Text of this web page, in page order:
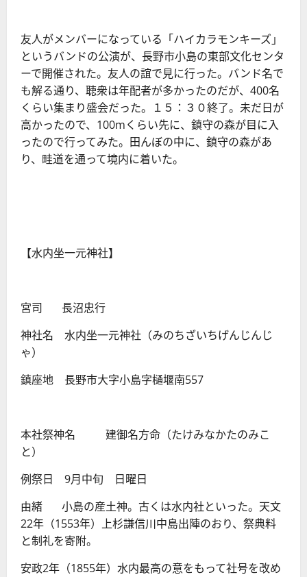
友人がメンバーになっている「ハイカラモンキーズ」
というバンドの公演が、長野市小島の東部文化センタ
ーで開催された。友人の誼で見に行った。バンド名で
も解る通り、聴衆は年配者が多かったのだが、400名
くらい集まり盛会だった。１５：３０終了。未だ日が
高かったので、100mくらい先に、鎮守の森が目に入
ったので行ってみた。田んぼの中に、鎮守の森があ
り、畦道を通って境内に着いた。
【水内坐一元神社】
宮司 長沼忠行
神社名 水内坐一元神社（みのちざいちげんじんじ
ゃ）
鎮座地 長野市大字小島字樋堰南557
本社祭神名 建御名方命（たけみなかたのみこ
と）
例祭日 9月中旬 日曜日
由緒 小島の産土神。古くは水内社といった。天文
22年（1553年）上杉謙信川中島出陣のおり、祭典料
と制礼を寄附。
安政2年（1855年）水内最高の意をもって社号を改め